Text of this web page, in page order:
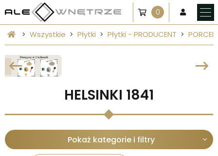
0
Wszystkie Płytki Płytki - PRODUCENT
HELSINKI 1841
Pokaż kategorie i filtry